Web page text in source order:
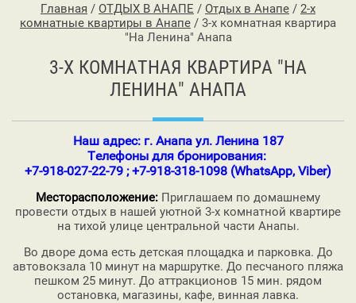
Главная / ОТДЫХ В АНАПЕ / Отдых в Анапе / 2-х
комнатные квартиры в Анапе / 3-х комнатная квартира
"На Ленина" Анапа
3-Х КОМНАТНАЯ КВАРТИРА "НА
ЛЕНИНА" АНАПА
Наш адрес: г. Анапа ул. Ленина 187
Телефоны для бронирования:
+7-918-027-22-79 ; +7-918-318-1098 (WhatsApp, Viber)
Месторасположение: Приглашаем по домашнему
провести отдых в нашей уютной 3-х комнатной квартире
на тихой улице центральной части Анапы.
Во дворе дома есть детская площадка и парковка. До
автовокзала 10 минут на маршрутке. До песчаного пляжа
пешком 25 минут. До аттракционов 15 мин. рядом
остановка, магазины, кафе, винная лавка.